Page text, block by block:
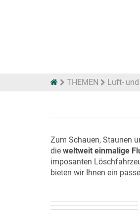
THEMEN Luft-
Zum Schauen, Staunen
die weltweit einmalige
imposanten
bieten wir Ihnen ein